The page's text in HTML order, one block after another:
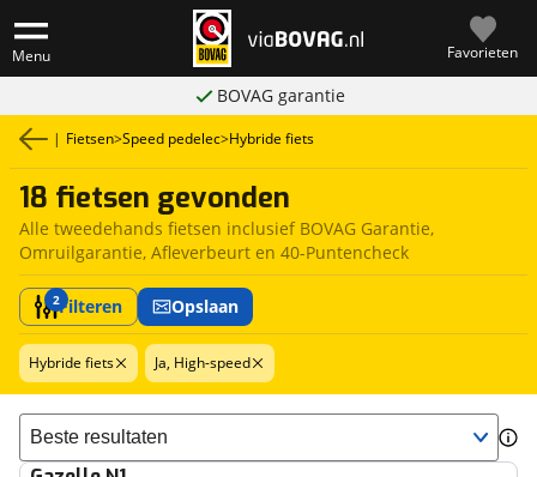
Menu Favorieten
BOVAG garantie
| Fietsen>Speed pedelec>Hybride fiets
18 fietsen gevonden
Alle tweedehands fietsen inclusief BOVAG Garantie,
Omruilgarantie, Afleverbeurt en 40-Puntencheck
2Filteren Opslaan
Hybride fiets Ja, High-speed
Sorteer resultaten